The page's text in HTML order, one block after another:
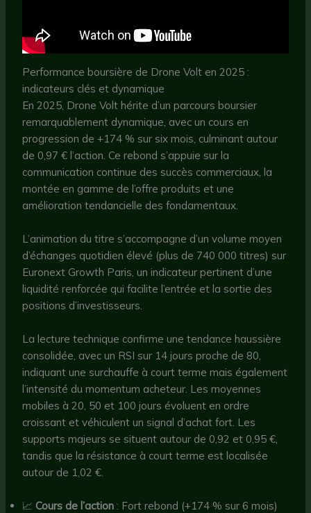
Performance boursière de Drone Volt en 2025 :
indicateurs clés et dynamique
En 2025, Drone Volt hérite d’un parcours boursier
remarquablement dynamique, avec un cours en
progression de +174 % sur six mois, culminant autour
de 0,97 € l’action. Ce rebond s’appuie sur la
communication continue des succès commerciaux, la
montée en gamme de l’offre produits et une
amélioration tendancielle des fondamentaux.
L’animation du titre s’accompagne d’un volume moyen
d’échanges quotidien élevé (plus de 740 000 titres) sur
Euronext Growth Paris, un indicateur pertinent d’une
liquidité renforcée qui facilite l’entrée et la sortie des
positions d’investisseurs.
La lecture technique confirme une tendance haussière
consolidée, avec un RSI sur 14 jours proche de 80,
indiquant une surchauffe à court terme mais également
l’intensité du momentum acheteur. Les moyennes
mobiles à 20, 50 et 100 jours évoluent en ordre
croissant et véhiculent un signal d’achat fort. Les
supports majeurs se situent autour de 0,92 et 0,95 €,
tandis que la résistance à court terme est localisée
autour de 1,02 €.
📈 Cours de l’action : Fort rebond (+174 % sur 6 mois)